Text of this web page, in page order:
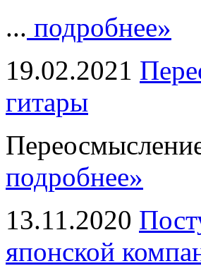
... подробнее»
19.02.2021
гитары
подробнее»
13.11.2020
японской